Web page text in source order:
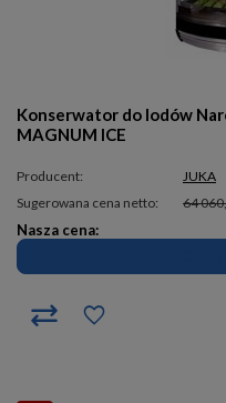
Konserwator do lodów
MAGNUM ICE
Producent:
JUKA
Sugerowana cena netto:
64
Nasza cena: